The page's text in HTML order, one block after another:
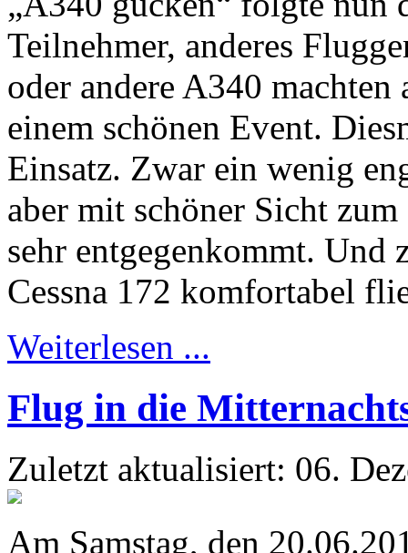
Teilnehmer, anderes
oder andere A340
einem schönen Event.
Einsatz. Zwar ein wenig
aber mit schöner Sicht
sehr entgegenkommt. Und
Cessna 172 komfortabel
Weiterlesen ...
Flug in die
Zuletzt aktualisiert: 06.
Am Samstag, den